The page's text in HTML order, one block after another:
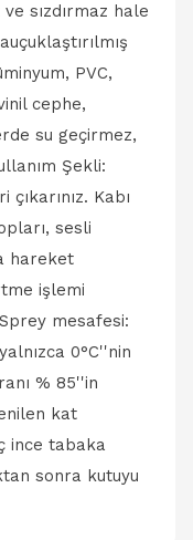
sızdırmaz hale
PVC,
cephe,
su geçirmez,
Şekli:
Kabı
sesli
hareket
işlemi
mesafesi:
0°C''nin
% 85''in
kat
ince tabaka
sonra kutuyu